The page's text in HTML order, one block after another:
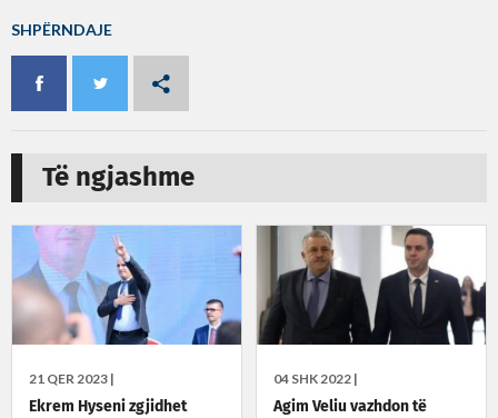
SHPËRNDAJE
Të ngjashme
21 QER 2023 |
Ekrem Hyseni zgjidhet
04 SHK 2022 |
Agim Veliu vazhdon të